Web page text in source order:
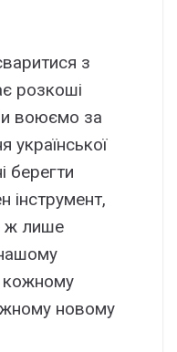
з
розкоші
воюємо за
української
берегти
інструмент,
ж лише
новому